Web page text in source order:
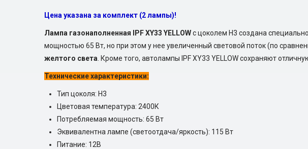
Цена указана за комплект (2 лампы)!
Лампа газонаполненная IPF XY33 YELLOWс цоколем Н3 создана
мощностью 65 Вт, но при этом у нее увеличенный световой поток (по
желтого света . Кроме того, автолампы IPF XY33 YELLOW сохраняют
Технические характеристики:
Тип цоколя: H3
Цветовая температура: 2400К
Потребляемая мощность: 65 Вт
Эквивалентна лампе (светоотдача/яркость): 115 Вт
Питание: 12В